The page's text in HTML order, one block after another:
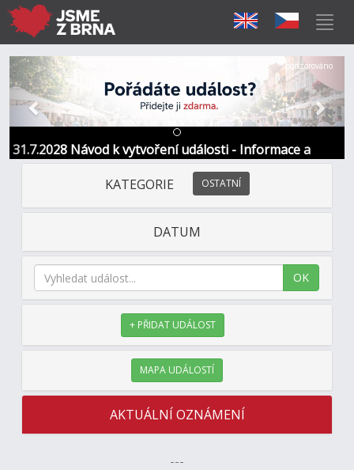
31.7.2028 Návod k vytvoření události - Informace a
kontakt
Předchozí Další
Sponzorováno
KATEGORIE OSTATNÍ
DATUM
OK
+ PŘIDAT UDÁLOST
MAPA UDÁLOSTÍ
AKTUÁLNÍ OZNÁMENÍ
---